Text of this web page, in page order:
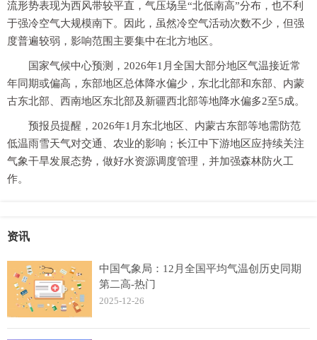
流形势表现为西风带较平直，气压场呈“北低南高”分布，也不利
于强冷空气大规模南下。因此，虽然冷空气活动次数不少，但强
度普遍较弱，影响范围主要集中在北方地区。
国家气候中心预测，2026年1月全国大部分地区气温接近常
年同期或偏高，东部地区总体降水偏少，东北北部和东部、内蒙
古东北部、西南地区东北部及新疆西北部等地降水偏多2至5成。
预报员提醒，2026年1月东北地区、内蒙古东部等地需防范
低温雨雪天气对交通、农业的影响；长江中下游地区应持续关注
气象干旱发展态势，做好水资源调度管理，并加强森林防火工
作。
资讯
中国气象局：12月全国平均气温创历史同期
第二高-热门
2025-12-26